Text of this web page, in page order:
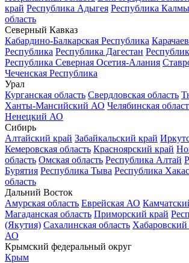
край Республика Адыгея Республика
область
Северный Кавказ
Кабардино-Балкарская Республика
Республика Республика Дагестан
Республика Северная Осетия-Алания
Чеченская Республика
Урал
Курганская область Свердловская область
Ханты-Мансийский АО Челябинская
Ненецкий АО
Сибирь
Алтайский край Забайкальский край
Кемеровская область Красноярский край
область Омская область Республика Алтай
Бурятия Республика Тыва Республика
область
Дальний Восток
Амурская область Еврейская АО
Магаданская область Приморский край
(Якутия) Сахалинская область Хабаровский
АО
Крымский федеральный округ
Крым